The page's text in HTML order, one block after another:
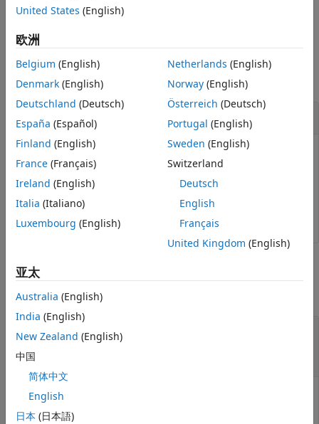
版本历史记录
示例
全部折叠
打开工程
从名为 "C:/projects/project1/"
的文件夹中打开一个现有工
程。
proj = openProject( "C:/projects/project1/"
输入参数
全部折叠
字符向量|字符串标量
要加载的工程，指定为表示工程
完整路径的字符向量或字符串标量。
United States (English)
欧洲
Belgium (English)
Denmark (English)
Deutschland (Deutsch)
España (Español)
Finland (English)
France (Français)
Ireland (English)
Italia (Italiano)
Luxembourg (English)
Netherlands (English)
Norway(English)
Österreich (Deutsch)
Portugal (English)
Sweden (English)
Switzerland
Deutsch
English
Français
United Kingdom (English)
亚太
Australia (English)
India (English)
New Zealand (English)
中国
简体中文
English
日本 (日本語)